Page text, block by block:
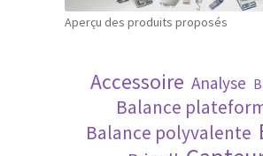
Mon compte
Politique de confidentialité
Politique en matière de
Aperçu des produits proposés
Accessoire Analyse
Balance
Balance polyvalente